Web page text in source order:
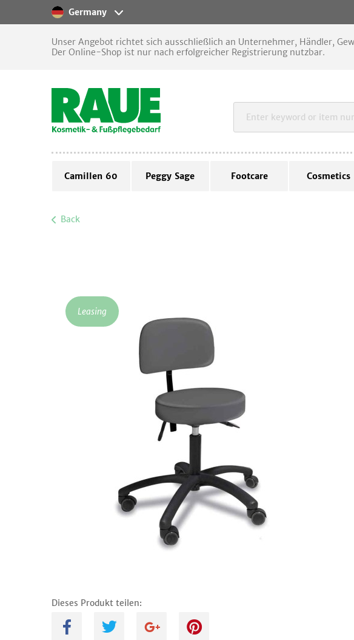
Germany
Unser Angebot richtet sich ausschließlich an Unternehmer, Händler,
Der Online-Shop ist nur nach erfolgreicher Registrierung nutzbar.
Camillen 60 Peggy Sage Footcare Cosmetics
Back
Leasing
Dieses Produkt teilen:
A B C D